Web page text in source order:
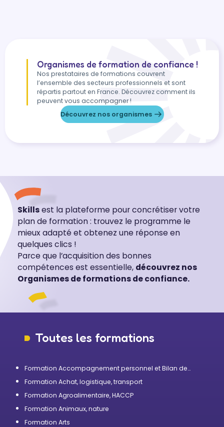
Organismes de formation de confiance !
Nos prestataires de formations couvrent
l’ensemble des secteurs professionnels et sont
répartis partout en France. Découvrez comment ils
peuvent vous accompagner !
Découvrez nos organismes
Skillsest la plateforme pour concrétiser votre
plan de formation : trouvez le programme le
mieux adapté et obtenez une réponse en
quelques clics !
Parce que l’acquisition des bonnes
compétences est essentielle, découvrez nos
Organismes de formations de confiance.
Toutes les formations
Formation Accompagnement personnel et Bilan de
Formation Achat, logistique, transport
Formation Agroalimentaire, HACCP
Formation Animaux, nature
Formation Arts